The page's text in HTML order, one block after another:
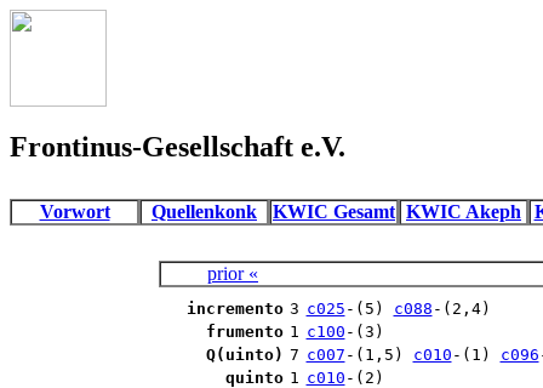
Frontinus-Gesellschaft e.V.
Vorwort Quellenkonk KWIC Gesamt KWIC Akeph
prior «
incremento 3 c025 -(5) c088 -(2,4)
frumento 1 c100 -(3)
Q(uinto) 7 c007 -(1,5) c010 -(1) c096
quinto 1 c010 -(2)